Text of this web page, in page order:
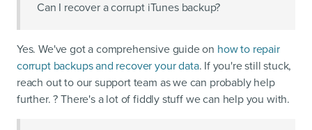
Can I recover a corrupt iTunes backup?
Yes. We've got a comprehensive guide on how to repair
corrupt backups and recover your data. If you're still stuck,
reach out to our support team as we can probably help
further. ? There's a lot of fiddly stuff we can help you with.